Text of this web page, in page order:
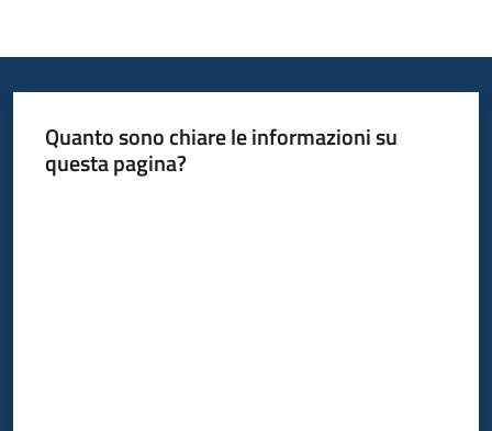
Quanto sono chiare le informazioni su
questa pagina?